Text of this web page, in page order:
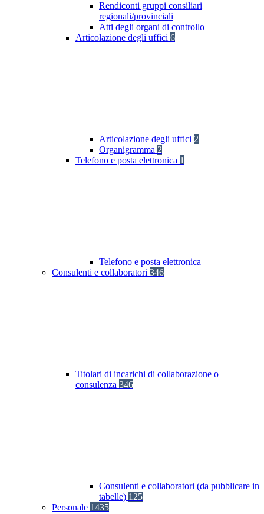
Rendiconti gruppi consiliari
regionali/provinciali
Atti degli organi di controllo
Articolazione degli uffici 6
Articolazione degli uffici 2
Organigramma 2
Telefono e posta elettronica 1
Telefono e posta elettronica
Consulenti e collaboratori 346
Titolari di incarichi di collaborazione o
consulenza 346
Consulenti e collaboratori (da pubblicare in
tabelle) 125
Personale 1435